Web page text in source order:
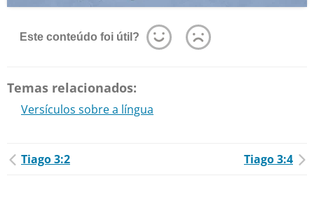
Este conteúdo foi útil?
Temas relacionados:
Versículos sobre a língua
Tiago 3:2 Tiago 3:4